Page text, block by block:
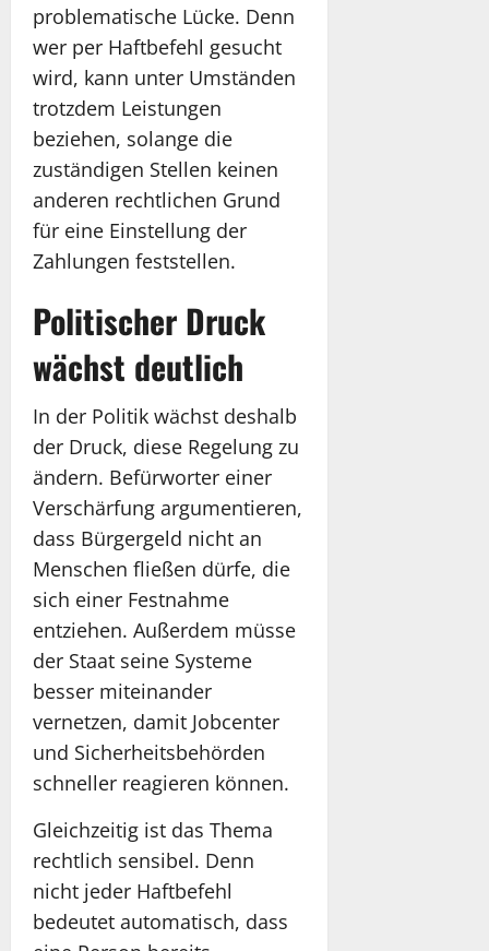
problematische Lücke. Denn
wer per Haftbefehl gesucht
wird, kann unter Umständen
trotzdem Leistungen
beziehen, solange die
zuständigen Stellen keinen
anderen rechtlichen Grund
für eine Einstellung der
Zahlungen feststellen.
Politischer Druck
wächst deutlich
In der Politik wächst deshalb
der Druck, diese Regelung zu
ändern. Befürworter einer
Verschärfung argumentieren,
dass Bürgergeld nicht an
Menschen fließen dürfe, die
sich einer Festnahme
entziehen. Außerdem müsse
der Staat seine Systeme
besser miteinander
vernetzen, damit Jobcenter
und Sicherheitsbehörden
schneller reagieren können.
Gleichzeitig ist das Thema
rechtlich sensibel. Denn
nicht jeder Haftbefehl
bedeutet automatisch, dass